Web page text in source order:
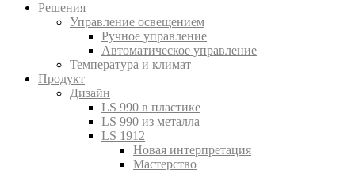
Решения
Управление освещением
Ручное управление
Автоматическое управление
Температура и климат
Продукт
Дизайн
LS 990 в пластике
LS 990 из металла
LS 1912
Новая интерпретация
Мастерство